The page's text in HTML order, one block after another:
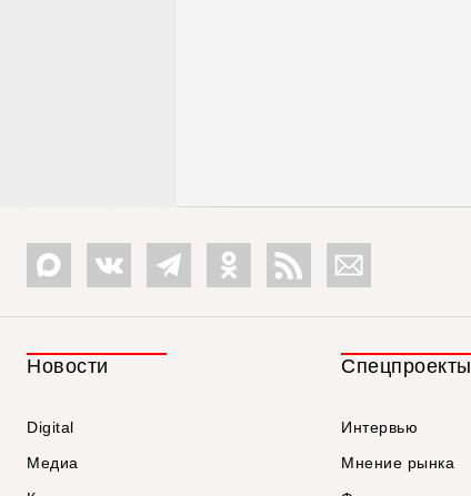
Новости
Digital
Медиа
Спецпроекты
Интервью
Мнение рынка